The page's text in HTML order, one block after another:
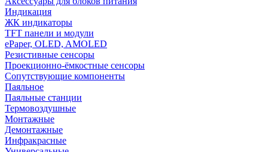
Индикация
ЖК индикаторы
TFT панели и модули
ePaper, OLED, AMOLED
Резистивные сенсоры
Проекционно-ёмкостные сенсоры
Сопутствующие компоненты
Паяльное
Паяльные станции
Термовоздушные
Монтажные
Демонтажные
Инфракрасные